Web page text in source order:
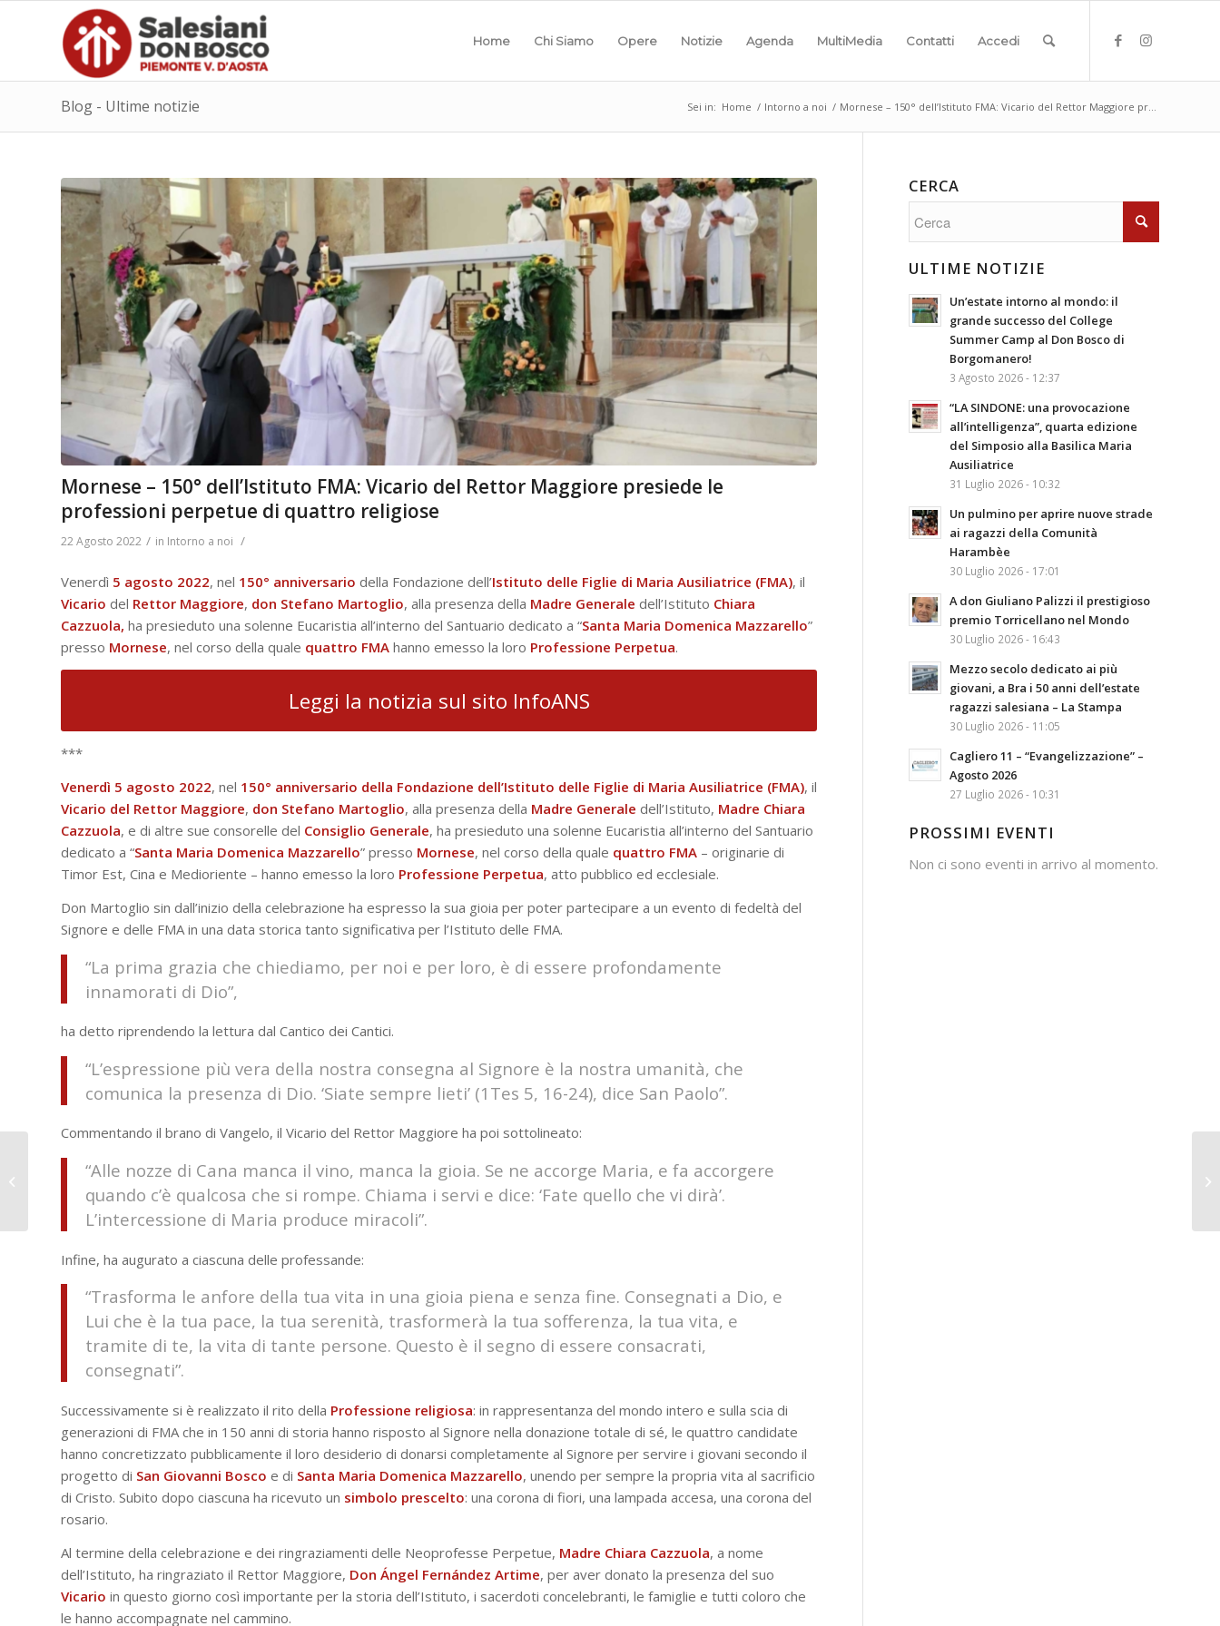
Home Chi Siamo Opere Notizie Agenda MultiMedia Contatti Accedi
Blog - Ultime notizie Sei in: Home / Intorno a noi / Mornese – 150° dell’Istituto FMA: Vicario del Rettor Maggiore pr...
Mornese – 150° dell’Istituto FMA: Vicario del Rettor Maggiore presiede le
professioni perpetue di quattro religiose
22 Agosto 2022 / in Intorno a noi /
Venerdì 5 agosto 2022, nel 150° anniversario della Fondazione dell’Istituto delle Figlie di Maria Ausiliatrice (FMA), il
Vicario del Rettor Maggiore, don Stefano Martoglio, alla presenza della Madre Generale dell’Istituto Chiara
Cazzuola, ha presieduto una solenne Eucaristia all’interno del Santuario dedicato a “Santa Maria Domenica Mazzarello”
presso Mornese, nel corso della quale quattro FMA hanno emesso la loro Professione Perpetua.
Leggi la notizia sul sito InfoANS
***
Venerdì 5 agosto 2022, nel 150° anniversario della Fondazione dell’Istituto delle Figlie di Maria Ausiliatrice (FMA), il
Vicario del Rettor Maggiore, don Stefano Martoglio, alla presenza della Madre Generale dell’Istituto, Madre Chiara
Cazzuola, e di altre sue consorelle del Consiglio Generale, ha presieduto una solenne Eucaristia all’interno del Santuario
dedicato a “Santa Maria Domenica Mazzarello” presso Mornese, nel corso della quale quattro FMA – originarie di
Timor Est, Cina e Medioriente – hanno emesso la loro Professione Perpetua, atto pubblico ed ecclesiale.
Don Martoglio sin dall’inizio della celebrazione ha espresso la sua gioia per poter partecipare a un evento di fedeltà del
Signore e delle FMA in una data storica tanto significativa per l’Istituto delle FMA.
“La prima grazia che chiediamo, per noi e per loro, è di essere profondamente
innamorati di Dio”,
ha detto riprendendo la lettura dal Cantico dei Cantici.
“L’espressione più vera della nostra consegna al Signore è la nostra umanità, che
comunica la presenza di Dio. ‘Siate sempre lieti’ (1Tes 5, 16-24), dice San Paolo”.
Commentando il brano di Vangelo, il Vicario del Rettor Maggiore ha poi sottolineato:
“Alle nozze di Cana manca il vino, manca la gioia. Se ne accorge Maria, e fa accorgere
quando c’è qualcosa che si rompe. Chiama i servi e dice: ‘Fate quello che vi dirà’.
L’intercessione di Maria produce miracoli”.
Infine, ha augurato a ciascuna delle professande:
“Trasforma le anfore della tua vita in una gioia piena e senza fine. Consegnati a Dio, e
Lui che è la tua pace, la tua serenità, trasformerà la tua sofferenza, la tua vita, e
tramite di te, la vita di tante persone. Questo è il segno di essere consacrati,
consegnati”.
Successivamente si è realizzato il rito della Professione religiosa: in rappresentanza del mondo intero e sulla scia di
generazioni di FMA che in 150 anni di storia hanno risposto al Signore nella donazione totale di sé, le quattro candidate
hanno concretizzato pubblicamente il loro desiderio di donarsi completamente al Signore per servire i giovani secondo il
progetto di San Giovanni Bosco e di Santa Maria Domenica Mazzarello, unendo per sempre la propria vita al sacrificio
di Cristo. Subito dopo ciascuna ha ricevuto un simbolo prescelto: una corona di fiori, una lampada accesa, una corona del
rosario.
Al termine della celebrazione e dei ringraziamenti delle Neoprofesse Perpetue, Madre Chiara Cazzuola, a nome
dell’Istituto, ha ringraziato il Rettor Maggiore, Don Ángel Fernández Artime, per aver donato la presenza del suo
Vicario in questo giorno così importante per la storia dell’Istituto, i sacerdoti concelebranti, le famiglie e tutti coloro che
le hanno accompagnate nel cammino.
CERCA
ULTIME NOTIZIE
Un’estate intorno al mondo: il
grande successo del College
Summer Camp al Don Bosco di
Borgomanero!
3 Agosto 2026 - 12:37
“LA SINDONE: una provocazione
all’intelligenza”, quarta edizione
del Simposio alla Basilica Maria
Ausiliatrice
31 Luglio 2026 - 10:32
Un pulmino per aprire nuove strade
ai ragazzi della Comunità
Harambèe
30 Luglio 2026 - 17:01
A don Giuliano Palizzi il prestigioso
premio Torricellano nel Mondo
30 Luglio 2026 - 16:43
Mezzo secolo dedicato ai più
giovani, a Bra i 50 anni dell’estate
ragazzi salesiana – La Stampa
30 Luglio 2026 - 11:05
Cagliero 11 – “Evangelizzazione” –
Agosto 2026
27 Luglio 2026 - 10:31
PROSSIMI EVENTI
Non ci sono eventi in arrivo al momento.
Scuola media
Salesiani di Bra –
vacanza studio in